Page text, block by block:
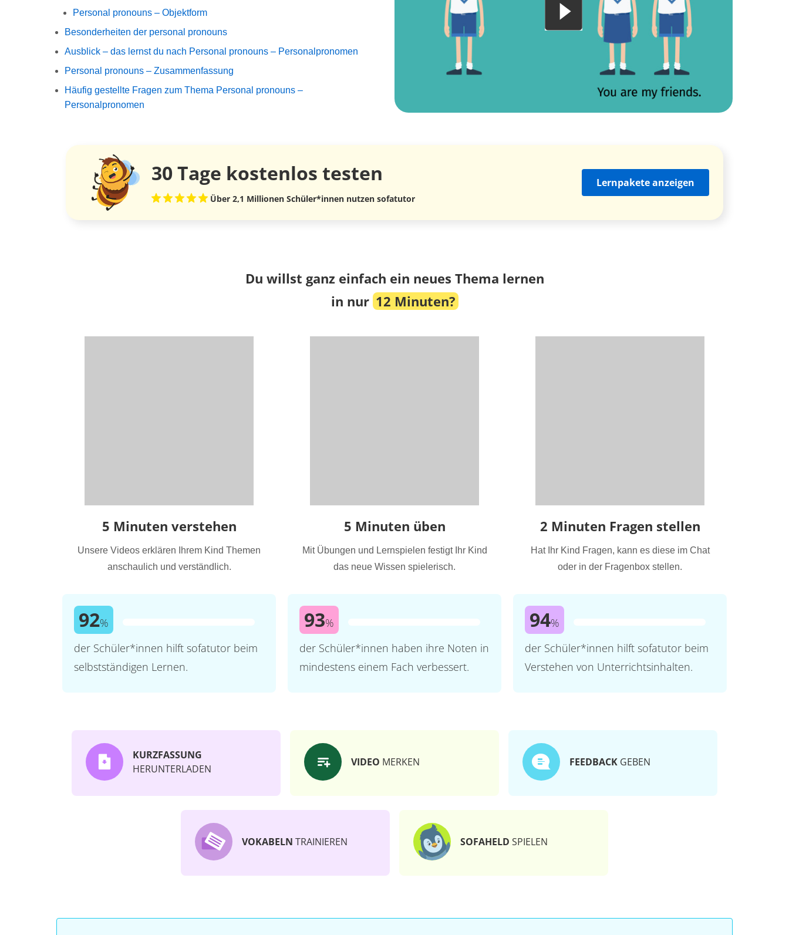
Personal pronouns – Objektform
Besonderheiten der personal pronouns
Ausblick – das lernst du nach Personal pronouns – Personalpronomen
Personal pronouns – Zusammenfassung
Häufig gestellte Fragen zum Thema Personal pronouns –
Personalpronomen
30 Tage kostenlos testen
Über 2,1 Millionen Schüler*innen nutzen sofatutor
Lernpakete anzeigen
Du willst ganz einfach ein neues Thema lernen
in nur 12 Minuten?
5 Minuten verstehen
Unsere Videos erklären Ihrem Kind Themen
anschaulich und verständlich.
92%
der Schüler*innen hilft sofatutor beim
selbstständigen Lernen.
5 Minuten üben
Mit Übungen und Lernspielen festigt Ihr Kind
das neue Wissen spielerisch.
93%
der Schüler*innen haben ihre Noten in
mindestens einem Fach verbessert.
2 Minuten Fragen stellen
Hat Ihr Kind Fragen, kann es diese im Chat
oder in der Fragenbox stellen.
94%
der Schüler*innen hilft sofatutor beim
Verstehen von Unterrichtsinhalten.
KURZFASSUNG
HERUNTERLADEN
VIDEO MERKEN FEEDBACK GEBEN
VOKABELN TRAINIEREN SOFAHELD SPIELEN